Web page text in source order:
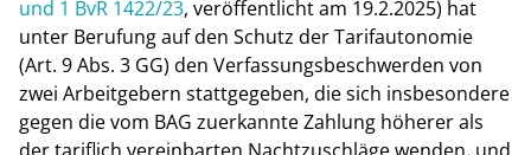
und 1 BvR 1422/23, veröffentlicht am 19.2.2025) hat
unter Berufung auf den Schutz der Tarifautonomie
(Art. 9 Abs. 3 GG) den Verfassungsbeschwerden von
zwei Arbeitgebern stattgegeben, die sich insbesondere
gegen die vom BAG zuerkannte Zahlung höherer als